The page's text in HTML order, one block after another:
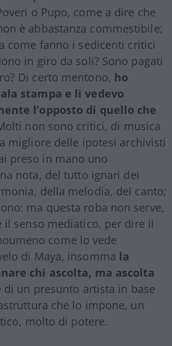
o Pupo, come a dire che
è abbastanza commestibile;
come fanno i sedicenti critici
in giro da soli? Sono pagati
Di certo mentono, ho
stampa e li vedevo
l’opposto di quello che
non sono critici, di musica
migliore delle ipotesi archivisti
preso in mano uno
nota, del tutto ignari dei
della melodia, del canto;
ma questa roba non serve,
il senso mediatico, per dire il
come lo vede
di Maya, insomma la
chi ascolta, ma ascolta
di un presunto artista in base
che lo impone, un
molto di potere.